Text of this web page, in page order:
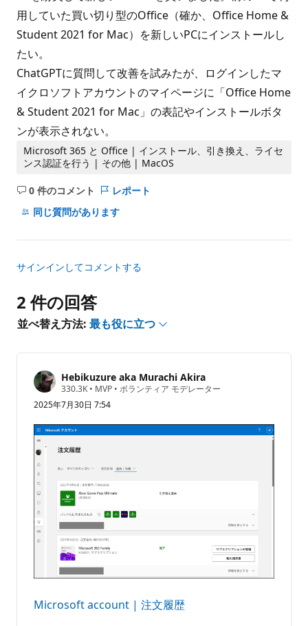
ト
用していた買い切り型のOffice（確か、Office Home &
Student 2021 for Mac）を新しいPCにインストールし
たい。
ChatGPTに質問して改善を試みたが、ログインしたマ
イクロソフトアカウントのマイページに「Office Home
& Student 2021 for Mac」の表記やインストールボタ
ンが表示されない。
Microsoft 365 と Office | インストール、引き換え、ライセ
ンス認証を行う | その他 | MacOS
0 件のコメント
コ
メ
ト
あ
ま
せ
ん
レポート
同じ質問があります
サインインしてコメントする
2 件の回答
並べ替え方法: 最も役に立つ
Hebikuzure aka Murachi Akira
330.3K 評
価
の
イ
• MVP • ボランティア モデレーター
2025年7月30日 7:54
Microsoft account | 注文履歴